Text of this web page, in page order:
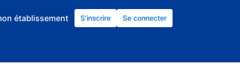
établissement S'inscrire Se connecter